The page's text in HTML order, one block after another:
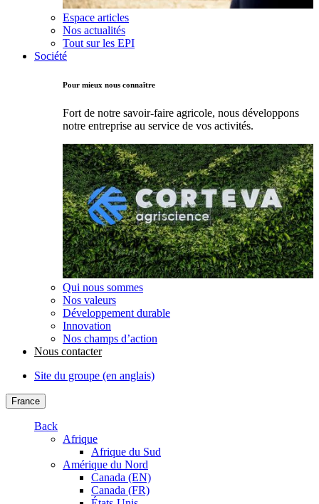
Espace articles
Nos actualités
Tout sur les EPI
Société
Pour mieux nous connaître
Fort de notre savoir-faire agricole, nous développons
notre entreprise au service de vos activités.
Qui nous sommes
Nos valeurs
Développement durable
Innovation
Nos champs d’action
Nous contacter
Site du groupe (en anglais)
France
Back
Afrique
Afrique du Sud
Amérique du Nord
Canada (EN)
Canada (FR)